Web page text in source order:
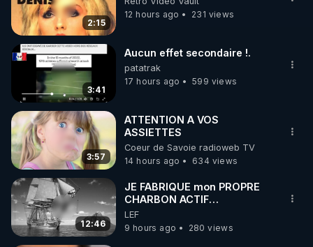
APPEL AUX DONS POUR SOUTENIR MON
TRAVAIL D'INTERET PUBLIC AVEC MES LIVE
(SAMEDI 21H / CROWDBUNKER & ODYSEE &
YOUTUBE & TWITTER & VK & RUMBLE &
https://notretortureestreelle.com/dons-
bestofcomputer.html
Lien de ma cagnotte "Lyf Pay" (payable par CB
sans frais, la cagnotte étant anonyme, vos noms
ne seront pas visibles) pour mon anniversaire ou
https://tinyurl.com/cagnottefred
2:15
12 hours ago
231 views
3:41
Aucun effet secondaire !.
patatrak
17 hours ago
599 views
3:57
ATTENTION A VOS
ASSIETTES
Coeur de Savoie radioweb TV
14 hours ago
634 views
12:46
JE FABRIQUE mon PROPRE
CHARBON ACTIF
GRATUITEMENT pour
Purifier mon EAU
LEF
9 hours ago
280 views